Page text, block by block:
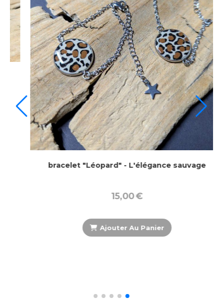
Collier Léopard et Effet Bois - Bijou Artisanal en
Argile Polymère
29,00€